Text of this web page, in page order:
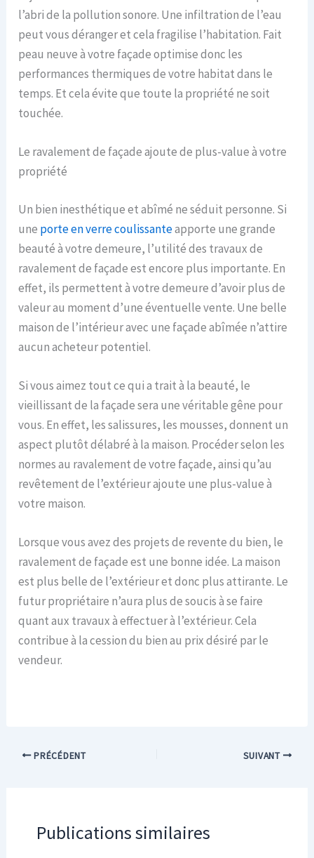
l’abri de la pollution sonore. Une infiltration de l’eau
peut vous déranger et cela fragilise l’habitation. Fait
peau neuve à votre façade optimise donc les
performances thermiques de votre habitat dans le
temps. Et cela évite que toute la propriété ne soit
touchée.
Le ravalement de façade ajoute de plus-value à votre
propriété
Un bien inesthétique et abîmé ne séduit personne. Si
une porte en verre coulissanteapporte une grande
beauté à votre demeure, l’utilité des travaux de
ravalement de façade est encore plus importante. En
effet, ils permettent à votre demeure d’avoir plus de
valeur au moment d’une éventuelle vente. Une belle
maison de l’intérieur avec une façade abîmée n’attire
aucun acheteur potentiel.
Si vous aimez tout ce qui a trait à la beauté, le
vieillissant de la façade sera une véritable gêne pour
vous. En effet, les salissures, les mousses, donnent un
aspect plutôt délabré à la maison. Procéder selon les
normes au ravalement de votre façade, ainsi qu’au
revêtement de l’extérieur ajoute une plus-value à
votre maison.
Lorsque vous avez des projets de revente du bien, le
ravalement de façade est une bonne idée. La maison
est plus belle de l’extérieur et donc plus attirante. Le
futur propriétaire n’aura plus de soucis à se faire
quant aux travaux à effectuer à l’extérieur. Cela
contribue à la cession du bien au prix désiré par le
vendeur.
PRÉCÉDENT SUIVANT
Publications similaires